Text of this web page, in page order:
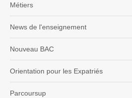
Métiers
News de l'enseignement
Nouveau BAC
Orientation pour les Expatriés
Parcoursup